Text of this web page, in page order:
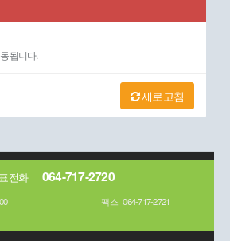
됩니다.
새로고침
전화 064-717-2720
팩스 064-717-2721